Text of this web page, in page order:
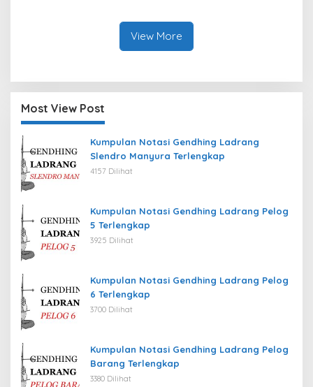
View More
Most View Post
Kumpulan Notasi Gendhing Ladrang
Slendro Manyura Terlengkap
4157 Dilihat
Kumpulan Notasi Gendhing Ladrang Pelog
5 Terlengkap
3925 Dilihat
Kumpulan Notasi Gendhing Ladrang Pelog
6 Terlengkap
3700 Dilihat
Kumpulan Notasi Gendhing Ladrang Pelog
Barang Terlengkap
3380 Dilihat